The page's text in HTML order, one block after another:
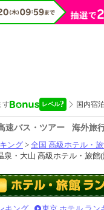
速バス・ツアー
海外旅
ング > 全国 高級ホテル・
泉・大山 高級ホテル・旅館